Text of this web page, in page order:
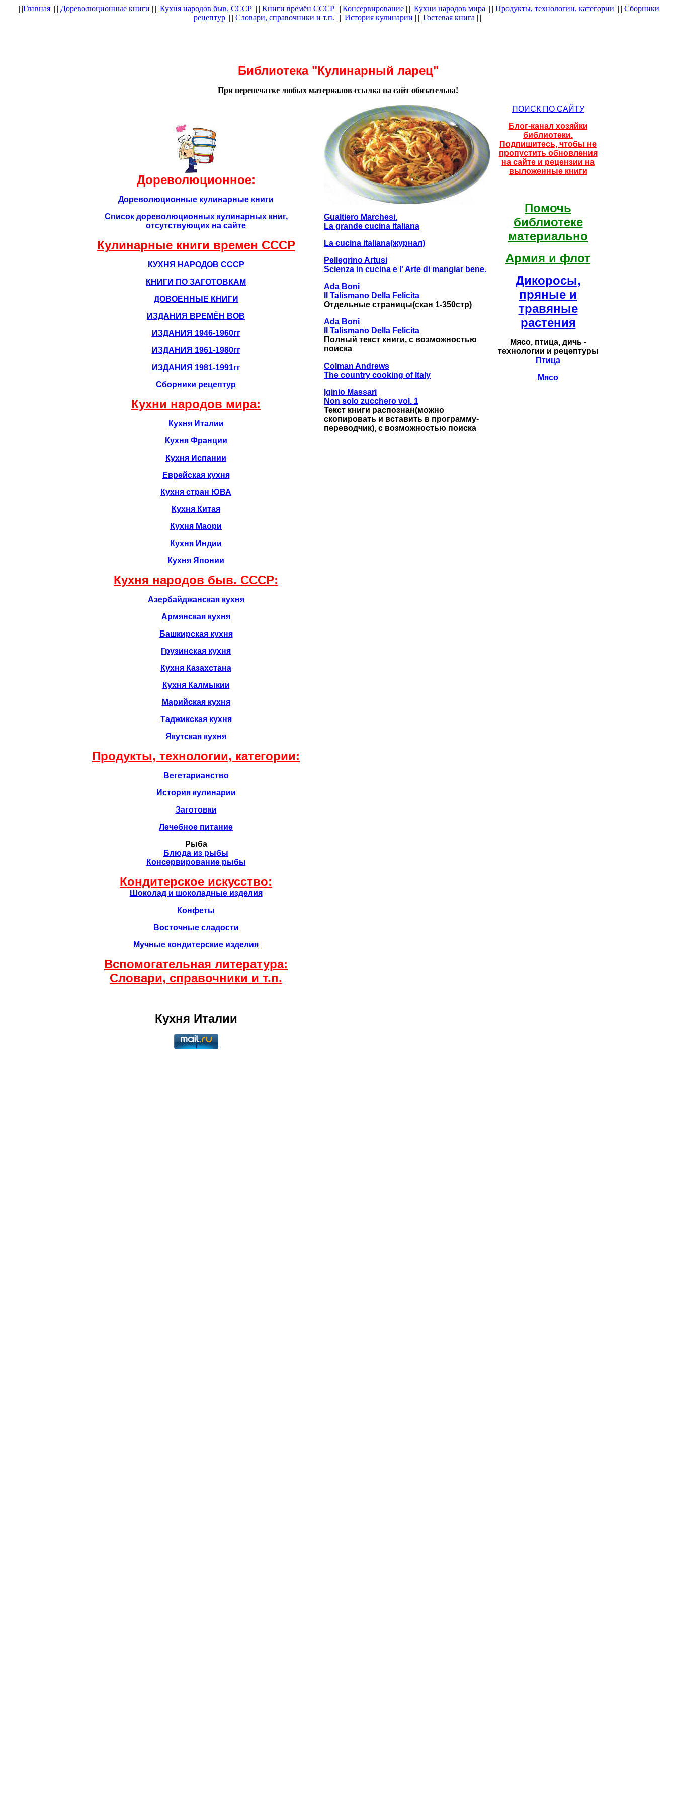
||||Главная|||| Дореволюционные книги |||| Кухня народов быв. СССР|||| Книги времён СССР||||Консервирование|||| Кухни народов мира |||| Продукты, технологии, категории |||| Сборники
рецептур|||| Словари, справочники и т.п. |||| История кулинарии |||| Гостевая книга ||||
Библиотека "Кулинарный ларец"
При перепечатке любых материалов ссылка на сайт обязательна!
Дореволюционное:
Дореволюционные кулинарные книги
Список дореволюционных кулинарных книг,
отсутствующих на сайте
Кулинарные книги времен CCCР
КУХНЯ НАРОДОВ СССР
КНИГИ ПО ЗАГОТОВКАМ
ДОВОЕННЫЕ КНИГИ
ИЗДАНИЯ ВРЕМЁН ВОВ
ИЗДАНИЯ 1946-1960гг
ИЗДАНИЯ 1961-1980гг
ИЗДАНИЯ 1981-1991гг
Сборники рецептур
Кухни народов мира:
Кухня Италии
Кухня Франции
Кухня Испании
Еврейская кухня
Кухня стран ЮВА
Кухня Китая
Кухня Маори
Кухня Индии
Кухня Японии
Кухня народов быв. CCCР:
Азербайджанская кухня
Армянская кухня
Башкирская кухня
Грузинская кухня
Кухня Казахстана
Кухня Калмыкии
Марийская кухня
Таджикская кухня
Якутская кухня
Продукты, технологии, категории:
Вегетарианство
История кулинарии
Заготовки
Лечебное питание
Рыба
Блюда из рыбы
Консервирование рыбы
Кондитерское искусство:
Шоколад и шоколадные изделия
Конфеты
Восточные сладости
Мучные кондитерские изделия
Вспомогательная литература:
Словари, справочники и т.п.
Кухня Италии
Gualtiero Marchesi.
La grande cucina italiana
La cucina italiana(журнал)
Pellegrino Artusi
Scienza in cucina e l' Arte di mangiar bene.
Ada Boni
Il Talismano Della Felicita
Отдельные страницы(скан 1-350стр)
Ada Boni
Il Talismano Della Felicita
Полный текст книги, с возможностью
поиска
Colman Andrews
The country cooking of Italy
Iginio Massari
Non solo zucchero vol. 1
Текст книги распознан(можно
скопировать и вставить в программу-
переводчик), с возможностью поиска
ПОИСК ПО САЙТУ
Блог-канал хозяйки
библиотеки.
Подпишитесь, чтобы не
пропустить обновления
на сайте и рецензии на
выложенные книги
Помочь
библиотеке
материально
Армия и флот
Дикоросы,
пряные и
травяные
растения
Мясо, птица, дичь -
технологии и рецептуры
Птица
Мясо